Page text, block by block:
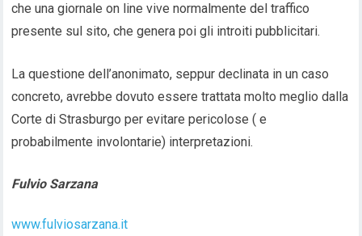
che una giornale on line vive normalmente del traffico
presente sul sito, che genera poi gli introiti pubblicitari.
La questione dell’anonimato, seppur declinata in un caso
concreto, avrebbe dovuto essere trattata molto meglio dalla
Corte di Strasburgo per evitare pericolose ( e
probabilmente involontarie) interpretazioni.
Fulvio Sarzana
www.fulviosarzana.it